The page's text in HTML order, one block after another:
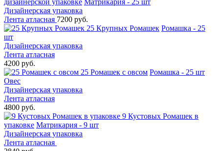
Дизайнерская упаковка
Лента атласная 7200 руб.
25 Крупных Ромашек Ромашка - 25
шт
Дизайнерская упаковка
Лента атласная
4200 руб.
25 Ромашек с овсом Ромашка - 25 шт
Овес
Дизайнерская упаковка
Лента атласная
4800 руб.
9 Кустовых Ромашек в
упаковке Матрикария - 9 шт
Дизайнерская упаковка
Лента атласная